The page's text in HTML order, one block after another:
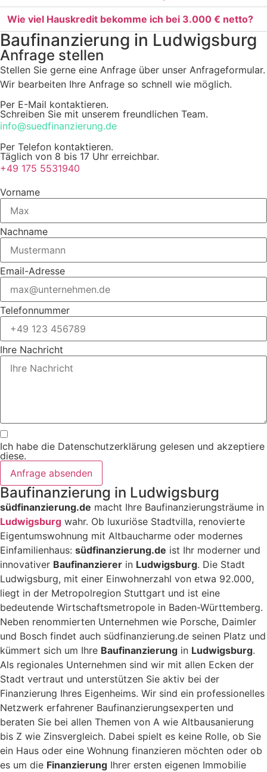
Wie viel Hauskredit bekomme ich bei 3.000 € netto?
Baufinanzierung in Ludwigsburg
Anfrage stellen
Stellen Sie gerne eine Anfrage über unser Anfrageformular.
Wir bearbeiten Ihre Anfrage so schnell wie möglich.
Per E-Mail kontaktieren.
Schreiben Sie mit unserem freundlichen Team.
info@suedfinanzierung.de
Per Telefon kontaktieren.
Täglich von 8 bis 17 Uhr erreichbar.
+49 175 5531940
Vorname
Nachname
Email-Adresse
Telefonnummer
Ihre Nachricht
Ich habe die Datenschutzerklärung gelesen und akzeptiere
diese.
Anfrage absenden
Baufinanzierung in Ludwigsburg
südfinanzierung.de macht Ihre Baufinanzierungsträume in
Ludwigsburg wahr. Ob luxuriöse Stadtvilla, renovierte
Eigentumswohnung mit Altbaucharme oder modernes
Einfamilienhaus: südfinanzierung.de ist Ihr moderner und
innovativer Baufinanzierer in Ludwigsburg. Die Stadt
Ludwigsburg, mit einer Einwohnerzahl von etwa 92.000,
liegt in der Metropolregion Stuttgart und ist eine
bedeutende Wirtschaftsmetropole in Baden-Württemberg.
Neben renommierten Unternehmen wie Porsche, Daimler
und Bosch findet auch südfinanzierung.de seinen Platz und
kümmert sich um Ihre Baufinanzierung in Ludwigsburg.
Als regionales Unternehmen sind wir mit allen Ecken der
Stadt vertraut und unterstützen Sie aktiv bei der
Finanzierung Ihres Eigenheims. Wir sind ein professionelles
Netzwerk erfahrener Baufinanzierungsexperten und
beraten Sie bei allen Themen von A wie Altbausanierung
bis Z wie Zinsvergleich. Dabei spielt es keine Rolle, ob Sie
ein Haus oder eine Wohnung finanzieren möchten oder ob
es um die Finanzierung Ihrer ersten eigenen Immobilie